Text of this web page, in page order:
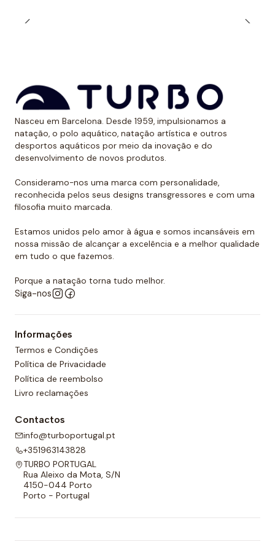
calções projetados para serem resistentes ao cloro e
muito tempo sem sofrer desgaste.
Uso recomendado de calção para
polo aquático
Da Turbo recomendamos usar o calção para praticar
polo aquático ou treinar natação. Como se encaixa
perfeitamente no corpo, dificulta que o jogador de
polo aquático seja agarrado pelos rivais, algo de vital
importância. Além disso, nossos calções não arrastam
água durante o movimento, melhorando a mobilidade
do homem que os usa. É por isso que eles podem ser
usados sem qualquer problema para natação ou
desportos aquáticos semelhantes.
Além disso, todos os calções de polo aquático têm
um forro completo na frente e nas costas e um
cordão ajustável para melhor adaptabilidade.
Nasceu em Barcelona. Desde 1959, impulsionamos a
natação, o polo aquático, natação artística e outros
desportos aquáticos por meio da inovação e do
desenvolvimento de novos produtos.
Consideramo-nos uma marca com personalidade,
reconhecida pelos seus designs transgressores e com uma
filosofia muito marcada.
Estamos unidos pelo amor à água e somos incansáveis em
nossa missão de alcançar a excelência e a melhor qualidade
em tudo o que fazemos.
Porque a natação torna tudo melhor.
Siga-nos
Informações
Termos e Condições
Política de Privacidade
Política de reembolso
Livro reclamações
Contactos
info@turboportugal.pt
+351963143828
TURBO PORTUGAL
Rua Aleixo da Mota, S/N
4150-044 Porto
Porto - Portugal